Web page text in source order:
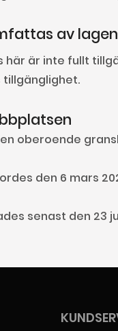
av lagen
här är inte fullt
oberoende
den 6 mars
senast den 23